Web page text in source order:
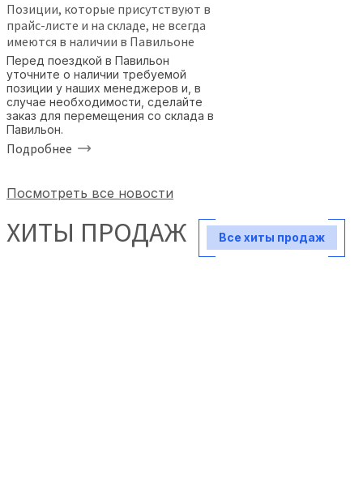
Позиции, которые присутствуют в
прайс-листе и на складе, не всегда
имеются в наличии в Павильоне
Перед поездкой в Павильон
уточните о наличии требуемой
позиции у наших менеджеров и, в
случае необходимости, сделайте
заказ для перемещения со склада в
Павильон.
Подробнее
Посмотреть все новости
ХИТЫ ПРОДАЖ Все хиты продаж